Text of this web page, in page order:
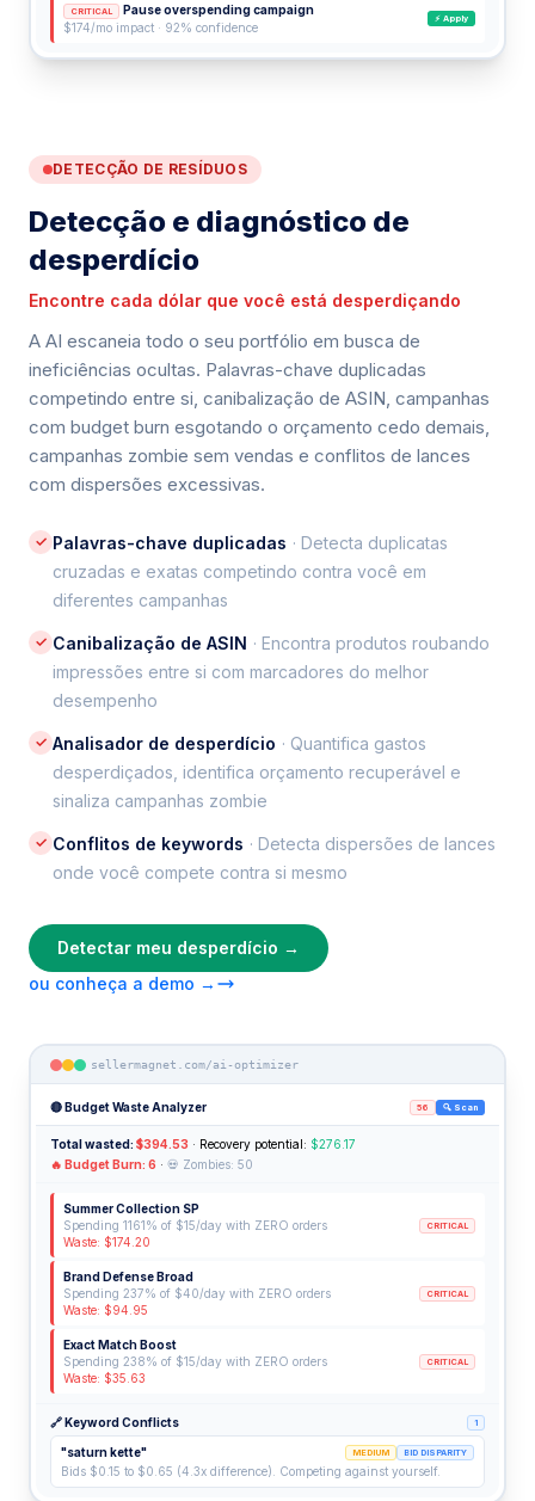
CRITICAL
Pause overspending campaign
$174/mo impact · 92% confidence
⚡ Apply
DETECÇÃO DE RESÍDUOS
Detecção e diagnóstico de
desperdício
Encontre cada dólar que você está desperdiçando
A AI escaneia todo o seu portfólio em busca de
ineficiências ocultas. Palavras-chave duplicadas
competindo entre si, canibalização de ASIN, campanhas
com budget burn esgotando o orçamento cedo demais,
campanhas zombie sem vendas e conflitos de lances
com dispersões excessivas.
✓ Palavras-chave duplicadas · Detecta duplicatas
cruzadas e exatas competindo contra você em
diferentes campanhas
✓ Canibalização de ASIN · Encontra produtos roubando
impressões entre si com marcadores do melhor
desempenho
✓ Analisador de desperdício · Quantifica gastos
desperdiçados, identifica orçamento recuperável e
sinaliza campanhas zombie
✓ Conflitos de keywords · Detecta dispersões de lances
onde você compete contra si mesmo
Detectar meu desperdício →
ou conheça a demo →
sellermagnet.com/ai-optimizer
🔴 Budget Waste Analyzer 56 🔍 Scan
Total wasted: $394.53 · Recovery potential: $276.17
🔥 Budget Burn: 6 · 💀 Zombies: 50
Summer Collection SP
Spending 1161% of $15/day with ZERO orders
Waste: $174.20
CRITICAL
Brand Defense Broad
Spending 237% of $40/day with ZERO orders
Waste: $94.95
CRITICAL
Exact Match Boost
Spending 238% of $15/day with ZERO orders
Waste: $35.63
CRITICAL
🔗 Keyword Conflicts 1
"saturn kette" MEDIUM BID DISPARITY
Bids $0.15 to $0.65 (4.3x difference). Competing against yourself.